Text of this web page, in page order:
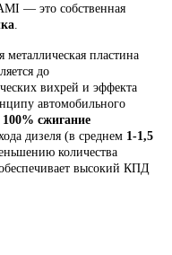
— это собственная
металлическая пластина
до
вихрей и эффекта
автомобильного
100% сжигание
дизеля (в среднем 1-1,5
количества
высокий КПД